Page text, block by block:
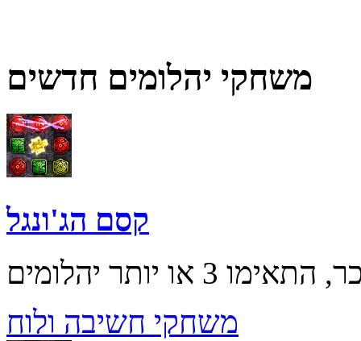
משחקי יהלומים חדשים
קסם הג'ונגל
משחקי חשיבה ולוח